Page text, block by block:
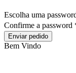
Escolha uma
Confirme a password
Enviar pedido
Bem Vindo